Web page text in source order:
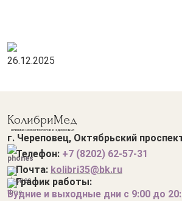
26.12.2025
КолибриМед
клиника косметологии и здоровья
г. Череповец, Октябрьский
Телефон: +7 (8202) 62-57-31
Почта: kolibri35@bk.ru
График работы:
Будние и выходные дни с 9:00 до